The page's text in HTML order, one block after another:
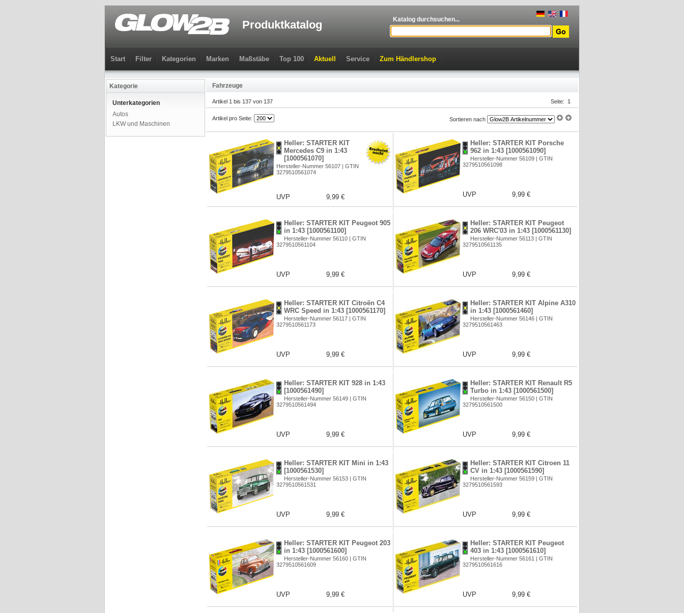
Produktkatalog Katalog durchsuchen...
Start Filter Kategorien Marken Maßstäbe Top 100 Aktuell Service Zum Händlershop
Kategorie
Unterkategorien
Autos
LKW und Maschinen
Fahrzeuge
Seite: 1
Artikel 1 bis 137 von 137
Sortieren nach
Artikel pro Seite:
Heller: STARTER KIT
Mercedes C9 in 1:43
[1000561070]
Hersteller-Nummer 56107 | GTIN
3279510561074
UVP 9,99 €
Heller: STARTER KIT Porsche
962 in 1:43 [1000561090]
Hersteller-Nummer 56109 | GTIN
3279510561098
UVP 9,99 €
Heller: STARTER KIT Peugeot 905
in 1:43 [1000561100]
Hersteller-Nummer 56110 | GTIN
3279510561104
UVP 9,99 €
Heller: STARTER KIT Peugeot
206 WRC'03 in 1:43 [1000561130]
Hersteller-Nummer 56113 | GTIN
3279510561135
UVP 9,99 €
Heller: STARTER KIT Citroën C4
WRC Speed in 1:43 [1000561170]
Hersteller-Nummer 56117 | GTIN
3279510561173
UVP 9,99 €
Heller: STARTER KIT Alpine A310
in 1:43 [1000561460]
Hersteller-Nummer 56146 | GTIN
3279510561463
UVP 9,99 €
Heller: STARTER KIT 928 in 1:43
[1000561490]
Hersteller-Nummer 56149 | GTIN
3279510561494
UVP 9,99 €
Heller: STARTER KIT Renault R5
Turbo in 1:43 [1000561500]
Hersteller-Nummer 56150 | GTIN
3279510561500
UVP 9,99 €
Heller: STARTER KIT Mini in 1:43
[1000561530]
Hersteller-Nummer 56153 | GTIN
3279510561531
UVP 9,99 €
Heller: STARTER KIT Citroen 11
CV in 1:43 [1000561590]
Hersteller-Nummer 56159 | GTIN
3279510561593
UVP 9,99 €
Heller: STARTER KIT Peugeot 203
in 1:43 [1000561600]
Hersteller-Nummer 56160 | GTIN
3279510561609
UVP 9,99 €
Heller: STARTER KIT Peugeot
403 in 1:43 [1000561610]
Hersteller-Nummer 56161 | GTIN
3279510561616
UVP 9,99 €